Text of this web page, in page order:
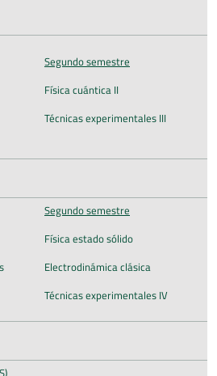
Segundo semestre
Física cuántica II
Técnicas experimentales III
Segundo semestre
Física estado sólido
Electrodinámica clásica
Técnicas experimentales IV